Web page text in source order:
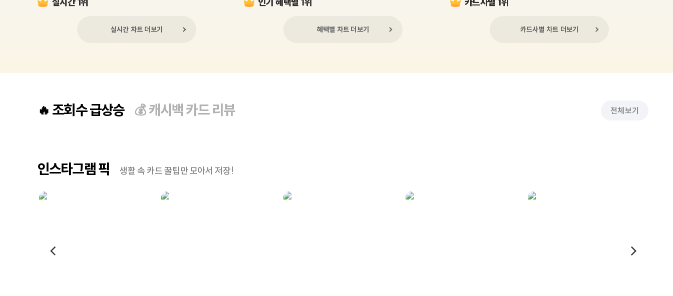
실시간 차트 더보기 혜택별 차트 더보기 카드사별 차트 더보기
🔥 조회수 급상승 💰캐시백 카드 리뷰 전체보기
인스타그램 픽 생활 속 카드 꿀팁만 모아서 저장!